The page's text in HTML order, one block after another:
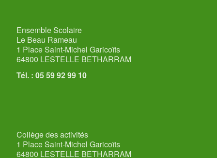
Ensemble Scolaire
Le Beau Rameau
1 Place Saint-Michel Garicoïts
64800 LESTELLE BETHARRAM
Tél. : 05 59 92 99 10
Collège des activités
1 Place Saint-Michel Garicoïts
64800 LESTELLE BETHARRAM